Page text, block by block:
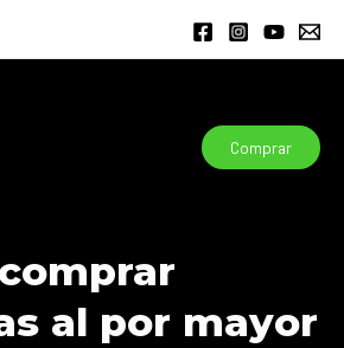
Comprar
al por mayor